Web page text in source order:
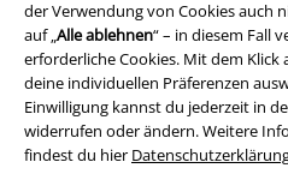
der Verwendung von Cookies auch
auf „Alle ablehnen“ – in diesem Fall
erforderliche Cookies. Mit dem Klick
deine individuellen Präferenzen
Einwilligung kannst du jederzeit in
widerrufen oder ändern. Weitere
findest du hier
Impressum
Datenschutz
Entsorgung und Umweltschutz